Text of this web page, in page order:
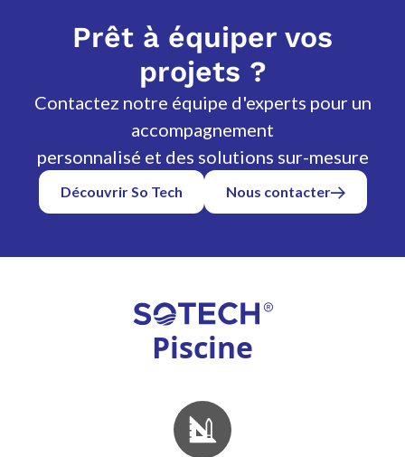
Prêt à équiper vos
projets ?
Contactez notre équipe d'experts pour un
accompagnement
personnalisé et des solutions sur-mesure
Découvrir So Tech Nous contacter
Piscine